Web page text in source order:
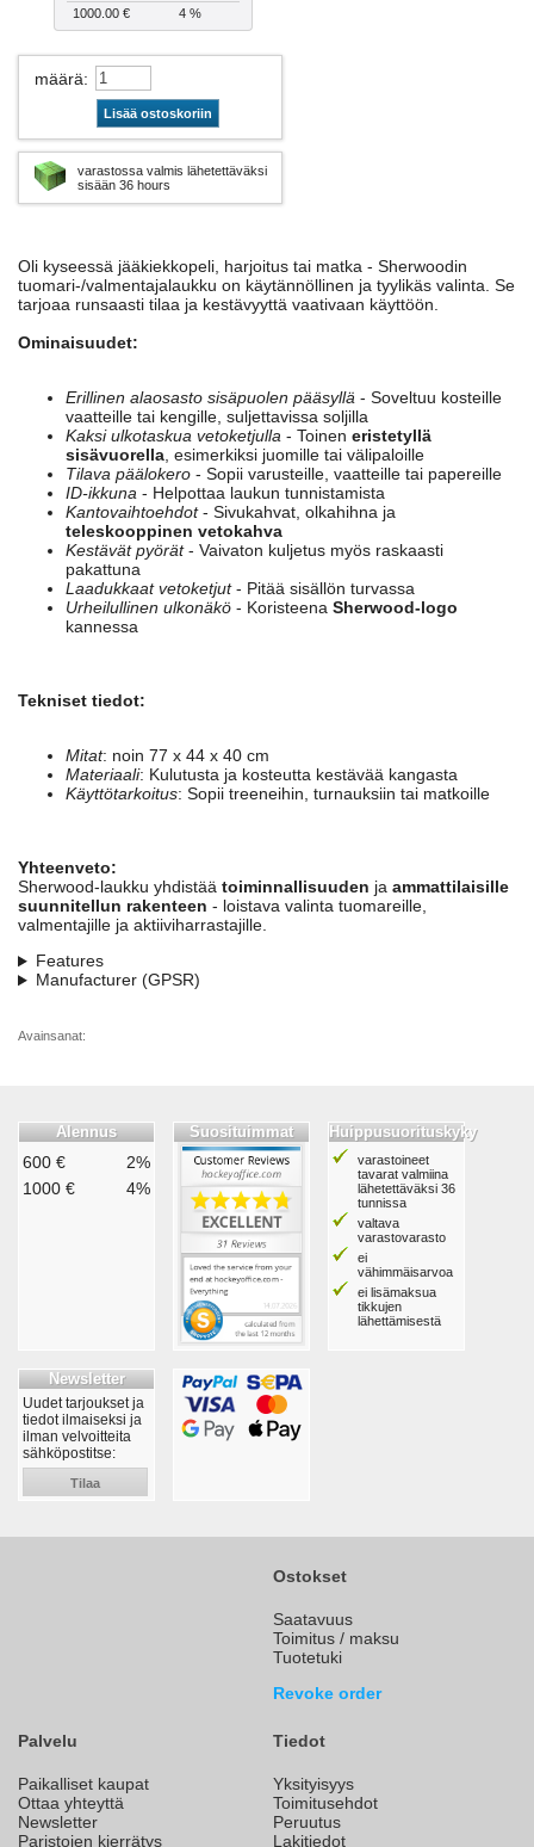
1000.00 €
4 %
määrä:
Lisää ostoskoriin
varastossa valmis lähetettäväksi
sisään 36 hours
Oli kyseessä jääkiekkopeli, harjoitus tai matka - Sherwoodin
tuomari-/valmentajalaukku on käytännöllinen ja tyylikäs valinta. Se
tarjoaa runsaasti tilaa ja kestävyyttä vaativaan käyttöön.
Ominaisuudet:
Erillinen alaosasto sisäpuolen pääsyllä - Soveltuu kosteille
vaatteille tai kengille, suljettavissa soljilla
Kaksi ulkotaskua vetoketjulla - Toinen eristetyllä
sisävuorella, esimerkiksi juomille tai välipaloille
Tilava päälokero - Sopii varusteille, vaatteille tai papereille
ID-ikkuna - Helpottaa laukun tunnistamista
Kantovaihtoehdot- Sivukahvat, olkahihna ja
teleskooppinen vetokahva
Kestävät pyörät- Vaivaton kuljetus myös raskaasti
pakattuna
Laadukkaat vetoketjut- Pitää sisällön turvassa
Urheilullinen ulkonäkö - Koristeena Sherwood-logo
kannessa
Tekniset tiedot:
Mitat: noin 77 x 44 x 40 cm
Materiaali: Kulutusta ja kosteutta kestävää kangasta
Käyttötarkoitus: Sopii treeneihin, turnauksiin tai matkoille
Yhteenveto:
Sherwood-laukku yhdistää toiminnallisuuden ja ammattilaisille
suunnitellun rakenteen - loistava valinta tuomareille,
valmentajille ja aktiiviharrastajille.
Features
Manufacturer (GPSR)
Avainsanat:
Alennus
600 €
2%
1000 €
4%
Suosituimmat Huippusuorituskyky
varastoineet
tavarat valmiina
lähetettäväksi 36
tunnissa
valtava
varastovarasto
ei
vähimmäisarvoa
ei lisämaksua
tikkujen
lähettämisestä
Newsletter
Uudet tarjoukset ja
tiedot ilmaiseksi ja
ilman velvoitteita
sähköpostitse:
Tilaa
Ostokset
Saatavuus
Toimitus / maksu
Tuotetuki
Revoke order
Palvelu
Paikalliset kaupat
Ottaa yhteyttä
Newsletter
Paristojen kierrätys
Tiedot
Yksityisyys
Toimitusehdot
Peruutus
Lakitiedot